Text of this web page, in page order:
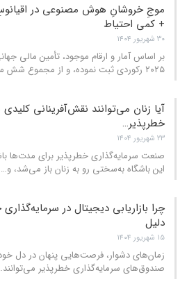
موجِ خروشانِ هوش مصنوعی در
+ کمی احتیاط
۳۰ شهریور ۱۴۰۴
بر اساس آمار و ارقام موجود، تأمین مالی
۲۰۲۵ رکوردی ثبت نموده، و از مجموع شش ماه
آیا زنان می‌توانند نقش‌آفرینانی
خطرپذیر…
۲۳ شهریور ۱۴۰۴
صنعت سرمایه‌گذاری خطرپذیر برای مدت‌ها
این باشگاه به‌سختی رو به زنان باز می‌شد، و…
دلیل
۱۵ شهریور ۱۴۰۴
زمان‌های دشوار، فرصت‌هایی پنهان در دل
صندوق‌های سرمایه‌گذاری خطرپذیر می‌توانند